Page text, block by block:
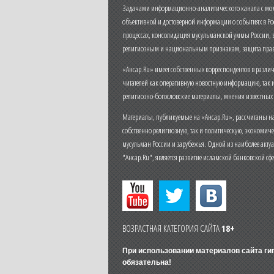
Задачами информационно-аналитического канала с
объективной и достоверной информации о событиях в
процессах, консолидация мусульманской уммы
религиозным и национальным признакам, защита
«Ансар.Ru» имеет собственных корреспондентов в
читателей как оперативную новостную информацию, так
религиозно-богословские материалы, мнения
Материалы, публикуемые на «Ансар.Ru», рассчитаны
собственно религиозную, так и политическую,
мусульман России и зарубежья. Одной из наиболее
"Ансар.Ru", является развитие исламской банковской
ВОЗРАСТНАЯ КАТЕГОРИЯ САЙТА18+
При использовании материалов сайта
обязательна!